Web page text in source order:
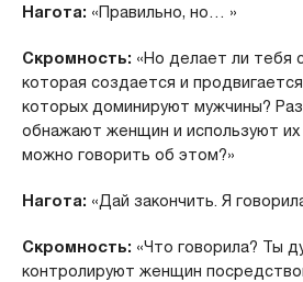
Нагота: «Правильно, но… »
Скромность: «Но делает ли тебя
которая создается и
которых доминируют мужчины?
обнажают женщин и используют их
можно говорить об этом?»
Нагота: «Дай закончить. Я
Скромность: «Что говорила? Ты
контролируют женщин